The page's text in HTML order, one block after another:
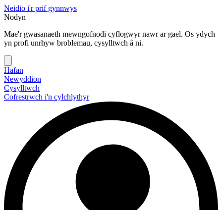
Neidio i'r prif gynnwys
Nodyn
Mae'r gwasanaeth mewngofnodi cyflogwyr nawr ar gael. Os ydych
yn profi unrhyw broblemau, cysylltwch â ni.
Hafan
Newyddion
Cysylltwch
Cofrestrwch i'n cylchlythyr